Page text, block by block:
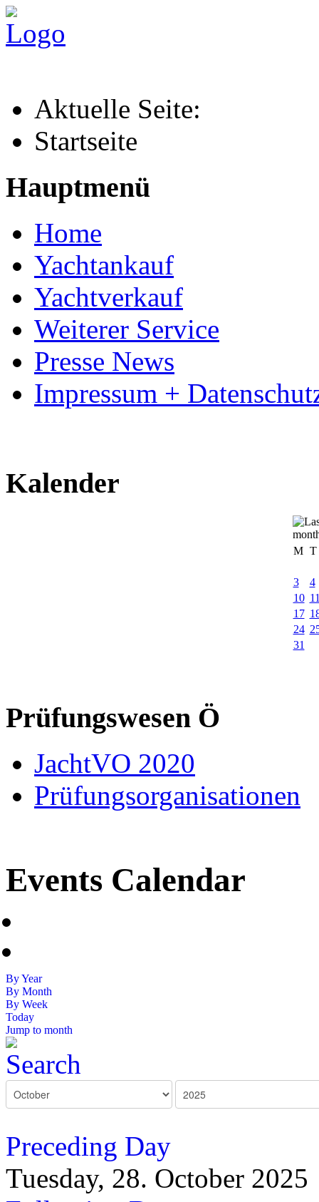
Aktuelle Seite:
Startseite
Hauptmenü
Home
Yachtankauf
Yachtverkauf
Weiterer Service
Presse News
Impressum +
Kalender
M T
3
4
10
17
24
31
Prüfungswesen Ö
JachtVO 2020
Prüfungsorganisationen
Events Calendar
By Year
By Month
By Week
Today
Jump to month
Preceding Day
Tuesday, 28. October 2025